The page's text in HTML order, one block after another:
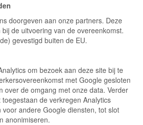
doorgeven aan onze partners. Deze
de uitvoering van de overeenkomst.
gevestigd buiten de EU.
om bezoek aan deze site bij te
met Google gesloten
over de omgang met onze data. Verder
de verkregen Analytics
andere Google diensten, tot slot
anonimiseren.